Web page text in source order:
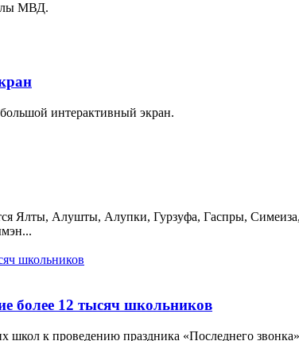
МВД.
интерактивный экран.
Ялты, Алушты, Алупки, Гурзуфа, Гаспры,
более 12 тысяч школьников
к проведению праздника «Последнего